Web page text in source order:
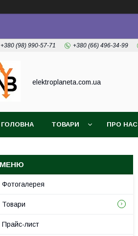
+380 (98) 990-57-71 +380 (66) 496-34-99
elektroplaneta.com.ua
ГОЛОВНА ТОВАРИ ПРО НАС
Фотогалерея
Товари
Прайс-лист